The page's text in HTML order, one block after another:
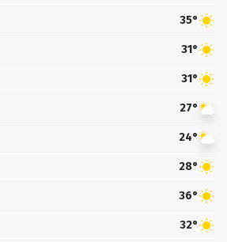
35°
31°
31°
27°
24°
28°
36°
32°